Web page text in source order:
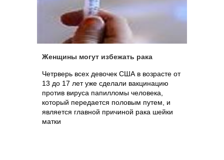
Женщины могут избежать рака
Четрверь всех девочек США в возрасте от
13 до 17 лет уже сделали вакцинацию
против вируса папилломы человека,
который передается половым путем, и
является главной причиной рака шейки
матки